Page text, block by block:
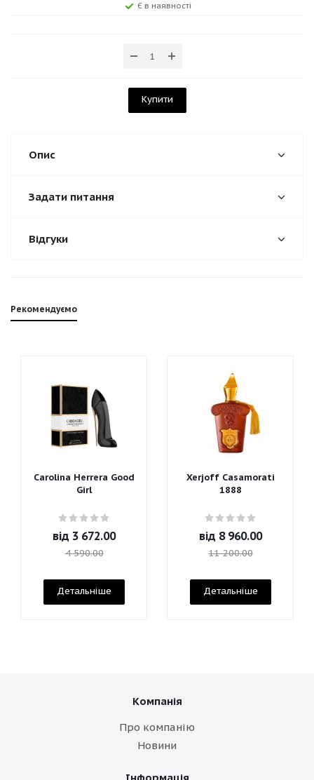
Є в наявності
Купити
Опис
Задати питання
Відгуки
Рекомендуємо
Carolina Herrera Good
Girl
від 3 672.00
4 590.00
Детальніше
Xerjoff Casamorati
1888
від 8 960.00
11 200.00
Детальніше
Компанія
Про компанію
Новини